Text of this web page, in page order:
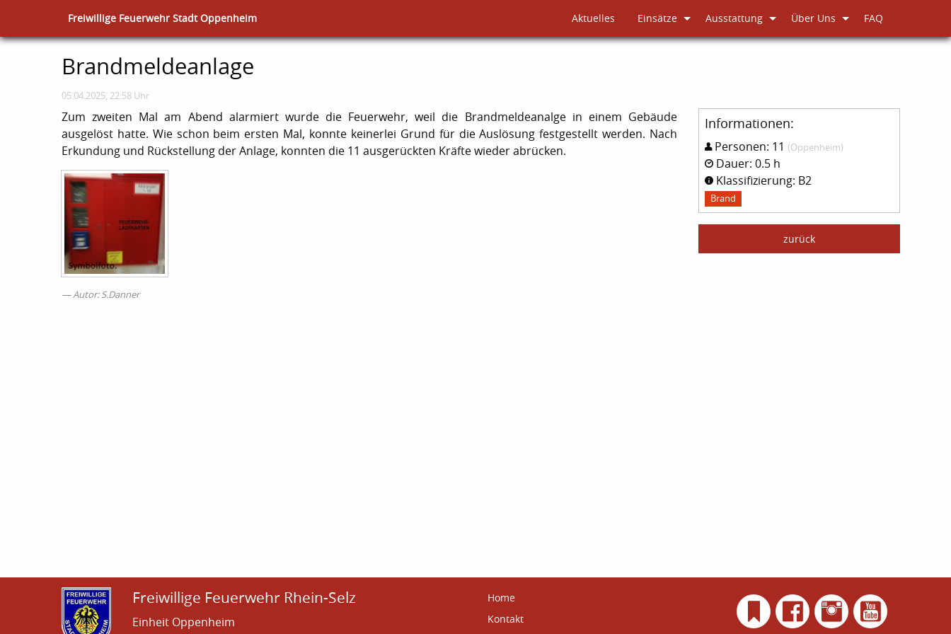
Freiwillige Feuerwehr Stadt Oppenheim Aktuelles Einsätze Ausstattung Über Uns FAQ
Brandmeldeanlage
05.04.2025, 22:58 Uhr
Zum zweiten Mal am Abend alarmiert wurde die Feuerwehr, weil die Brandmeldeanalge in einem Gebäude
ausgelöst hatte. Wie schon beim ersten Mal, konnte keinerlei Grund für die Auslösung festgestellt werden. Nach
Erkundung und Rückstellung der Anlage, konnten die 11 ausgerückten Kräfte wieder abrücken.
Autor: S.Danner
Informationen:
Personen: 11 (Oppenheim)
Dauer: 0.5 h
Klassifizierung: B2
Brand
zurück
Freiwillige Feuerwehr Rhein-Selz
Einheit Oppenheim
Home
Kontakt